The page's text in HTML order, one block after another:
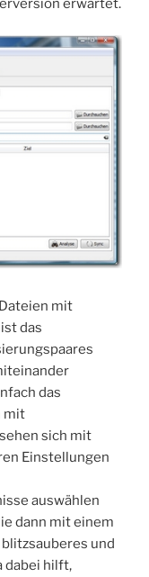
erwartet.
mit
das
das
mit
sich mit
Einstellungen
auswählen
dann mit einem
und
dabei hilft,